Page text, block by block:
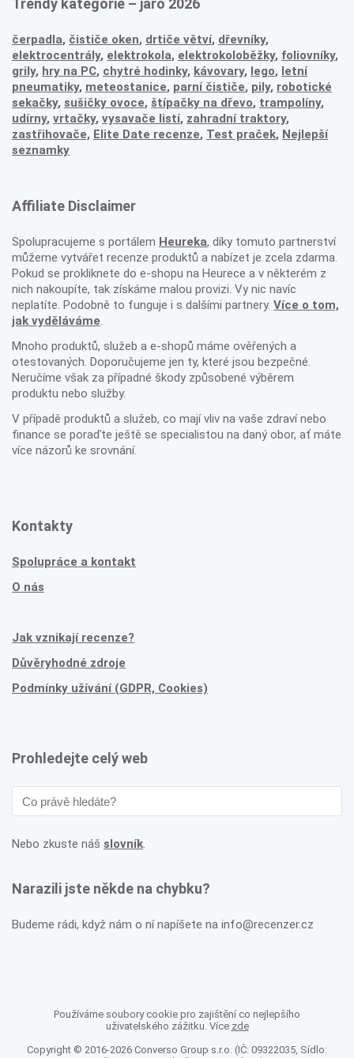
Trendy kategorie – jaro 2026
čerpadla, čističe oken, drtiče větví, dřevníky,
elektrocentrály, elektrokola, elektrokoloběžky, foliovníky,
grily, hry na PC, chytré hodinky, kávovary, lego, letní
pneumatiky, meteostanice, parní čističe, pily, robotické
sekačky, sušičky ovoce, štípačky na dřevo, trampolíny,
udírny, vrtačky, vysavače listí, zahradní traktory,
zastřihovače, Elite Date recenze, Test praček, Nejlepší
seznamky
Affiliate Disclaimer
Spolupracujeme s portálem Heureka, díky tomuto partnerství
můžeme vytvářet recenze produktů a nabízet je zcela zdarma.
Pokud se prokliknete do e-shopu na Heurece a v některém z
nich nakoupíte, tak získáme malou provizi. Vy nic navíc
neplatíte. Podobně to funguje i s dalšími partnery. Více o tom,
jak vyděláváme.
Mnoho produktů, služeb a e-shopů máme ověřených a
otestovaných. Doporučujeme jen ty, které jsou bezpečné.
Neručíme však za případné škody způsobené výběrem
produktu nebo služby.
V případě produktů a služeb, co mají vliv na vaše zdraví nebo
finance se poraďte ještě se specialistou na daný obor, ať máte
více názorů ke srovnání.
Kontakty
Spolupráce a kontakt
O nás
Jak vznikají recenze?
Důvěryhodné zdroje
Podmínky užívání (GDPR, Cookies)
Prohledejte celý web
Nebo zkuste náš slovník.
Narazili jste někde na chybku?
Budeme rádi, když nám o ní napíšete na info@recenzer.cz
Používáme soubory cookie pro zajištění co nejlepšího
uživatelského zážitku. Více zde
Copyright © 2016-2026 Converso Group s.r.o. (IČ: 09322035, Sídlo: